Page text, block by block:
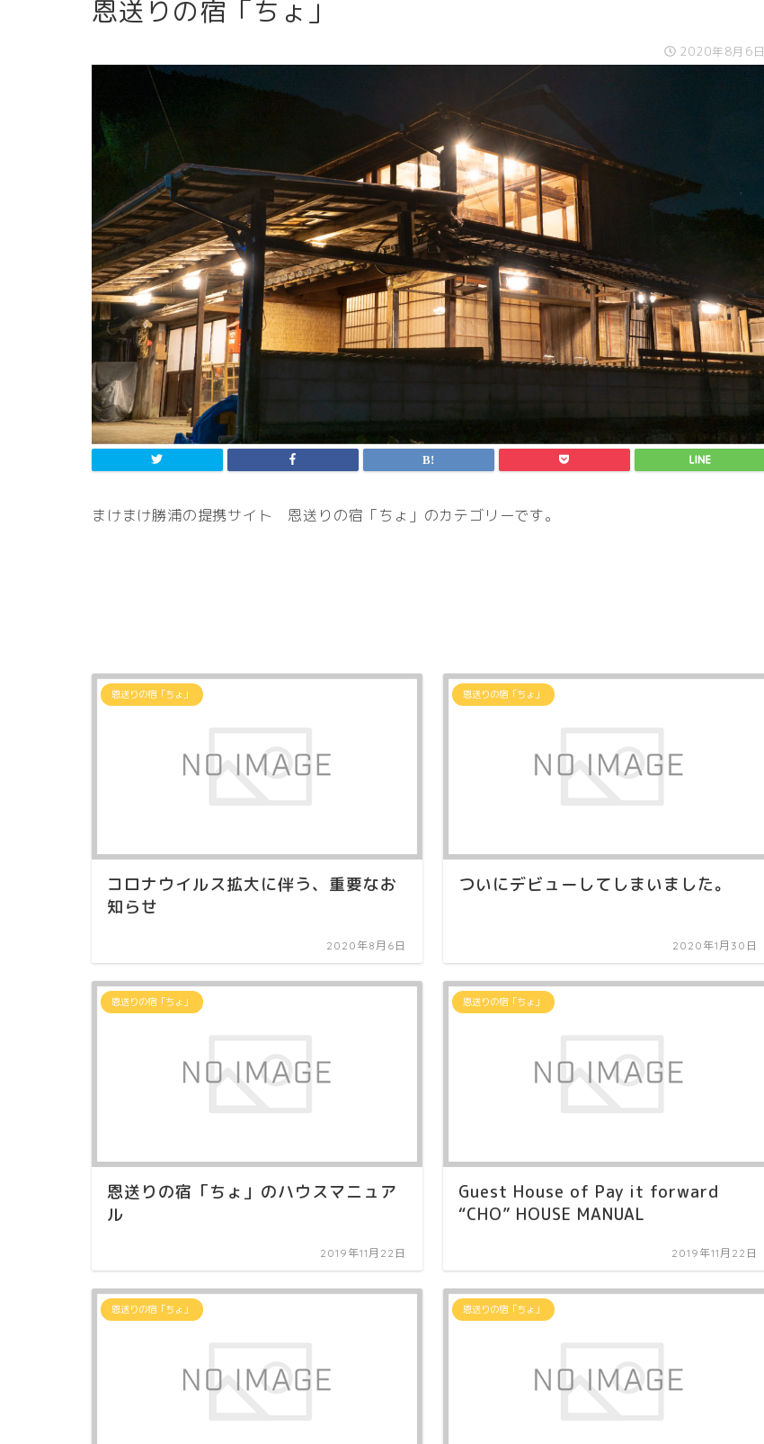
恩送りの宿「ちょ」
2020年8月6日
まけまけ勝浦の提携サイト 恩送りの宿「ちょ」のカテゴリーです。
恩送りの宿「ちょ」
コロナウイルス拡大に伴う、重要なお
知らせ
2020年8月6日
恩送りの宿「ちょ」
ついにデビューしてしまいました。
2020年1月30日
恩送りの宿「ちょ」
恩送りの宿「ちょ」のハウスマニュア
ル
2019年11月22日
恩送りの宿「ちょ」
Guest House of Pay it forward
“CHO” HOUSE MANUAL
2019年11月22日
恩送りの宿「ちょ」 恩送りの宿「ちょ」
スライド表示1 スライド表示2